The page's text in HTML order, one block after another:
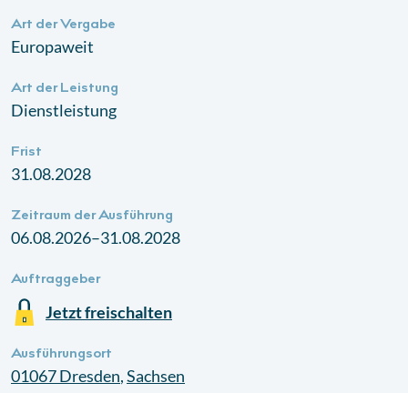
Art der Vergabe
Europaweit
Art der Leistung
Dienstleistung
Frist
31.08.2028
Zeitraum der Ausführung
06.08.2026–31.08.2028
Auftraggeber
Jetzt freischalten
Ausführungsort
01067Dresden,Sachsen